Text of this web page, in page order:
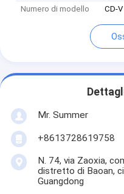
Numero di modello
CD-V
Mr. Summer
+8613728619758
N. 74, via Zaoxia,
distretto di Baoan,
Guangdong